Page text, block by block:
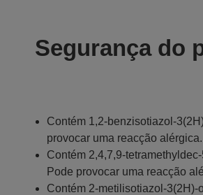
Segurança do
Contém 1,2-benzisotiazol-
provocar uma reacção alérgica.
Contém 2,4,7,9-
Pode provocar uma reacção
Contém 2-metilisotiazol-3(2H)-